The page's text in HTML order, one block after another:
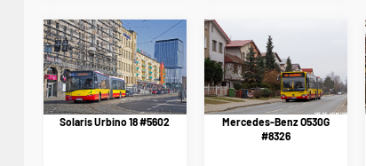
Solaris Urbino 18 #5602
Mercedes-Benz O530G
#8326